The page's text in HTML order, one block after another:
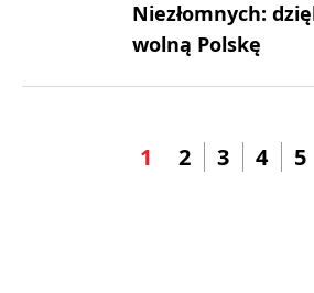
Niezłomnych:
wolną Polskę
1 2 3 4 5